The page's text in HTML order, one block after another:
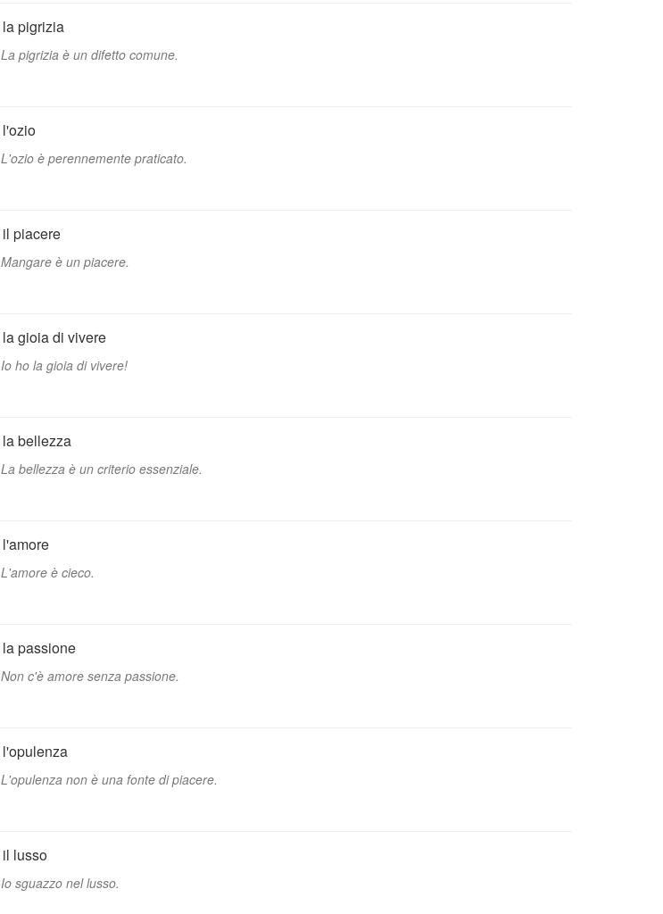
la pigrizia
La pigrizia è un difetto comune.
l'ozio
L'ozio è perennemente praticato.
il piacere
Mangare è un piacere.
la gioia di vivere
Io ho la gioia di vivere!
la bellezza
La bellezza è un criterio essenziale.
l'amore
L'amore è cieco.
la passione
Non c'è amore senza passione.
l'opulenza
L'opulenza non è una fonte di piacere.
il lusso
Io sguazzo nel lusso.